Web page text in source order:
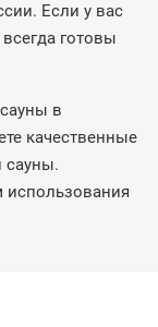
Если у вас
готовы
в
качественные
сауны.
использования